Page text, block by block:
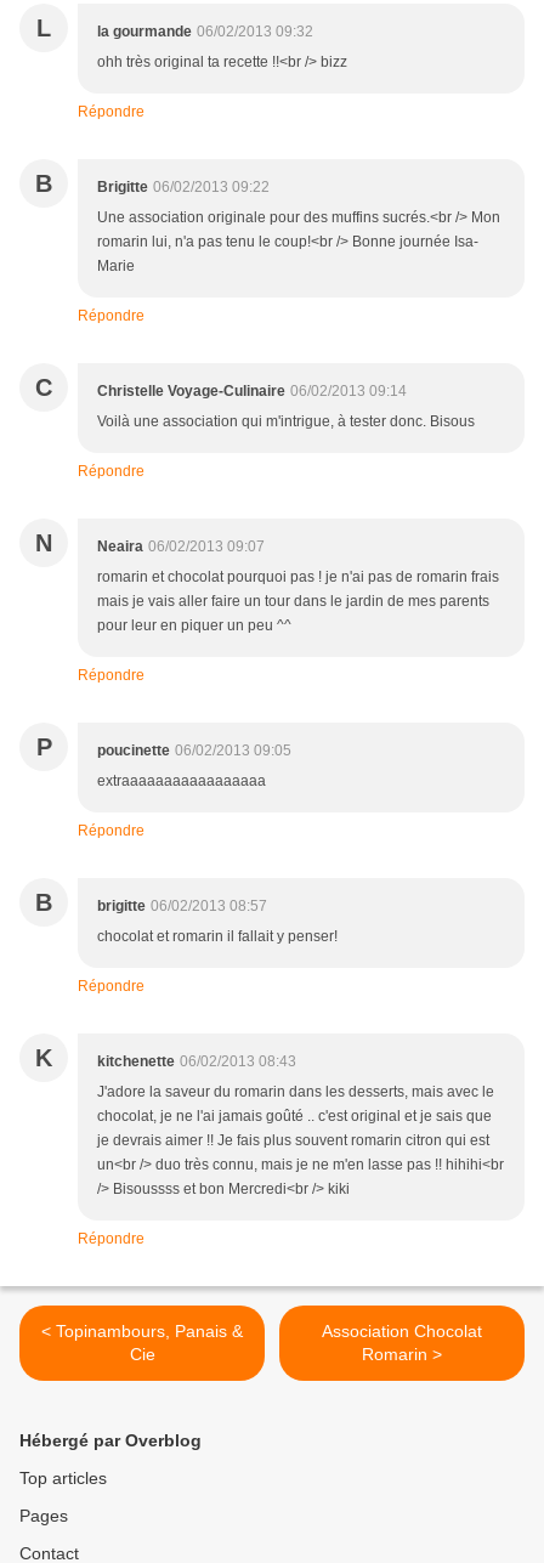
L la gourmande 06/02/2013 09:32
ohh très original ta recette !!<br /> bizz
Répondre
B Brigitte 06/02/2013 09:22
Une association originale pour des muffins sucrés.<br /> Mon
romarin lui, n'a pas tenu le coup!<br /> Bonne journée Isa-
Marie
Répondre
C Christelle Voyage-Culinaire 06/02/2013 09:14
Voilà une association qui m'intrigue, à tester donc. Bisous
Répondre
N Neaira 06/02/2013 09:07
romarin et chocolat pourquoi pas ! je n'ai pas de romarin frais
mais je vais aller faire un tour dans le jardin de mes parents
pour leur en piquer un peu ^^
Répondre
P poucinette 06/02/2013 09:05
extraaaaaaaaaaaaaaaaa
Répondre
B brigitte 06/02/2013 08:57
chocolat et romarin il fallait y penser!
Répondre
K kitchenette 06/02/2013 08:43
J'adore la saveur du romarin dans les desserts, mais avec le
chocolat, je ne l'ai jamais goûté .. c'est original et je sais que
je devrais aimer !! Je fais plus souvent romarin citron qui est
un<br /> duo très connu, mais je ne m'en lasse pas !! hihihi<br
/> Bisoussss et bon Mercredi<br /> kiki
Répondre
< Topinambours, Panais &
Cie
Association Chocolat
Romarin >
Hébergé par Overblog
Top articles
Pages
Contact